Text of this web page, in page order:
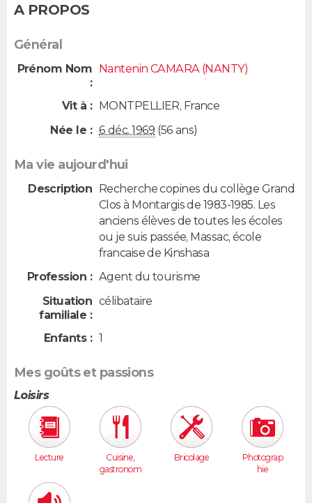
A PROPOS
Général
Prénom Nom
:
Nantenin CAMARA (NANTY)
Vit à : MONTPELLIER, France
Née le : 6 déc. 1969 (56 ans)
Ma vie aujourd'hui
Description Recherche copines du collège Grand
Clos à Montargis de 1983-1985. Les
anciens élèves de toutes les écoles
ou je suis passée, Massac, école
francaise de Kinshasa
Profession : Agent du tourisme
Situation
familiale :
célibataire
Enfants : 1
Mes goûts et passions
Loisirs
Lecture
Cuisine,
gastronom
Bricolage
Photograp
hie